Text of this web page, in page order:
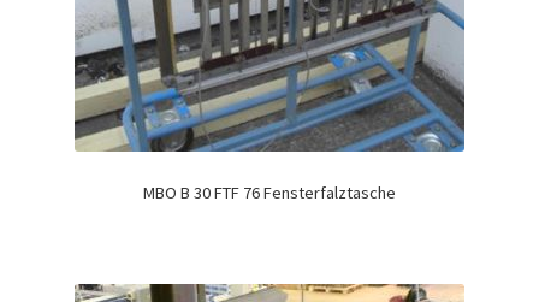
MBO B 30 FTF 76 Fensterfalztasche